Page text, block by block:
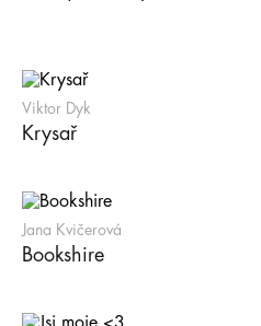
Viktor Dyk
Krysař
Jana Kvičerová
Bookshire